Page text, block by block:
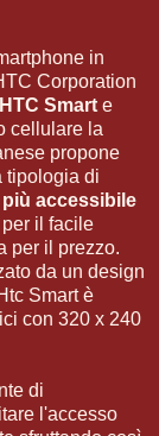
in
Corporation
HTC Smart e
cellulare la
propone
tipologia di
più accessibile
per il facile
per il prezzo.
da un design
Smart è
con 320 x 240
di
l'accesso